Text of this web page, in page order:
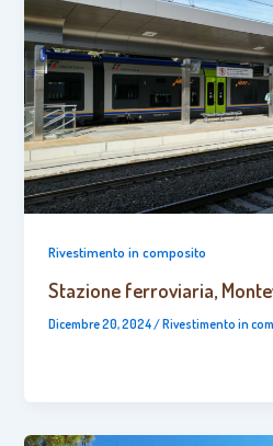
Rivestimento in composito
Stazione ferroviaria,
Dicembre 20, 2024 /Rivestimento in